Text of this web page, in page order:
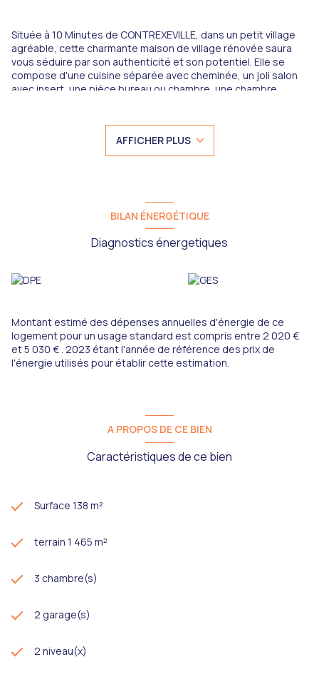
Située à 10 Minutes de CONTREXEVILLE, dans un petit village
agréable, cette charmante maison de village rénovée saura
vous séduire par son authenticité et son potentiel. Elle se
compose d'une cuisine séparée avec cheminée, un joli salon
avec insert, une pièce bureau ou chambre, une chambre
aménageable, dépendances, écuries, terrain. Tél pour visites :
06 35 21 75 83 Sandrine PATARD EI IMMOEXPERT, Agent
commercial en Immobilier immatriculé au RCAS d'Epinal sous le
usage standard : entre 2200 et 3030 Eurospar année. Prix
(abonnement compris) Consommation énergie primaire : 326
kWh/m2/an Logement à consommation énergetique classé E
AFFICHER PLUS
BILAN ÉNERGÉTIQUE
Diagnostics énergetiques
Montant estimé des dépenses annuelles d'énergie de ce
logement pour un usage standard est compris entre 2 020 €
et 5 030 € . 2023 étant l'année de référence des prix de
l'énergie utilisés pour établir cette estimation.
A PROPOS DE CE BIEN
Caractéristiques de ce bien
Surface 138 m²
terrain 1 465 m²
3 chambre(s)
2 garage(s)
2 niveau(x)